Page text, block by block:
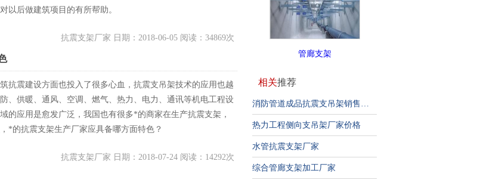
以后做建筑项目的有所帮助。
抗震支架厂家 日期：2018-06-05 阅读：34869次
抗震建设方面也投入了很多心血，抗震支吊架技术的应用也越
、供暖、通风、空调、燃气、热力、电力、通讯等机电工程设
的应用是愈发广泛，我国也有很多*的商家在生产抗震支架，
*的抗震支架生产厂家应具备哪方面特色？
抗震支架厂家 日期：2018-07-24 阅读：14292次
管廊支架
相关推荐
消防管道成品抗震支吊架销售厂家
热力工程侧向支吊架厂家价格
水管抗震支架厂家
综合管廊支架加工厂家